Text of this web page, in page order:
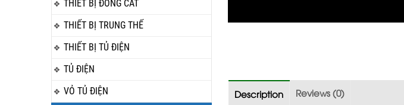
THIẾT BỊ ĐÓNG CẮT
THIẾT BỊ TRUNG THẾ
THIẾT BỊ TỦ ĐIỆN
TỦ ĐIỆN
VỎ TỦ ĐIỆN
Description Reviews (0)